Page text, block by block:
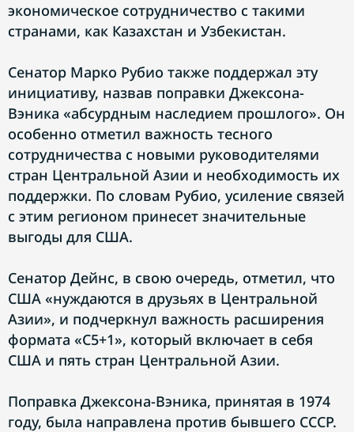
экономическое сотрудничество с такими
странами, как Казахстан и Узбекистан.
Сенатор Марко Рубио также поддержал эту
инициативу, назвав поправки Джексона-
Вэника «абсурдным наследием прошлого». Он
особенно отметил важность тесного
сотрудничества с новыми руководителями
стран Центральной Азии и необходимость их
поддержки. По словам Рубио, усиление связей
с этим регионом принесет значительные
выгоды для США.
Сенатор Дейнс, в свою очередь, отметил, что
США «нуждаются в друзьях в Центральной
Азии», и подчеркнул важность расширения
формата «С5+1», который включает в себя
США и пять стран Центральной Азии.
Поправка Джексона-Вэника, принятая в 1974
году, была направлена против бывшего СССР.